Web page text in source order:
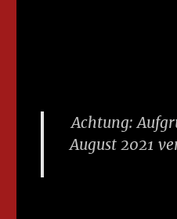
Achtung:
August 2021